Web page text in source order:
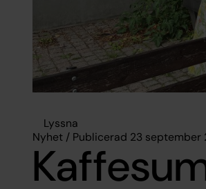
Lyssna
Nyhet / Publicerad 23 september